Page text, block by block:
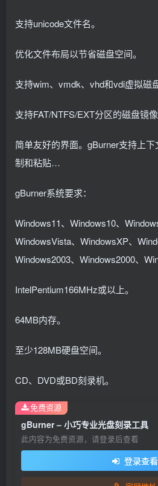
支持unicode文件名。
优化文件布局以节省磁盘空间。
支持wim、vmdk、vhd和vdi虚拟磁
支持FAT/NTFS/EXT分区的磁盘镜像
简单友好的界面。gBurner支持上
制和粘贴…
gBurner系统要求：
Windows11、Windows10、
WindowsVista、WindowsXP、
Windows2003、Windows2000、
IntelPentium166MHz或以上。
64MB内存。
至少128MB硬盘空间。
CD、DVD或BD刻录机。
gBurner – 小巧专业光盘刻录工具
此内容为免费资源，请登录后查看
登录查看
免费资源